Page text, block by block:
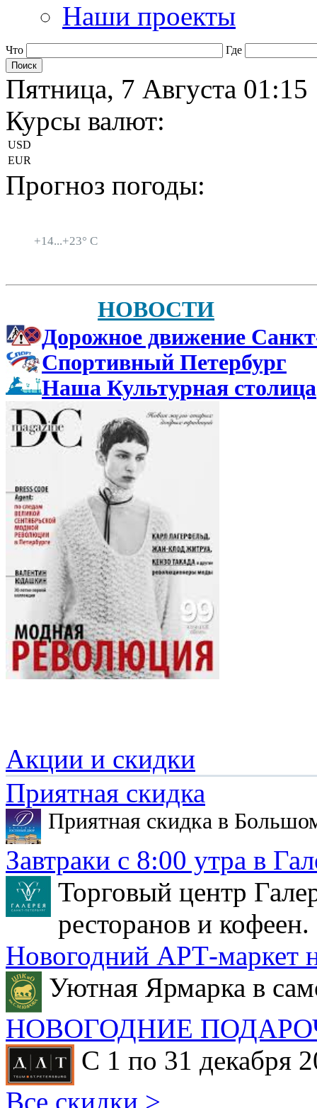
Наши проекты
Что Где
Пятница, 7 Августа 01:15
Курсы валют:
USD
EUR
Прогноз погоды:
+14...+23° C
НОВОСТИ
Дорожное движение
Спортивный Петербург
Наша Культурная столица
Акции и скидки
Приятная скидка
Приятная скидка в
Завтраки с 8:00 утра в
Торговый центр
ресторанов и кофеен.
Новогодний АРТ-маркет
Уютная Ярмарка в
НОВОГОДНИЕ
С 1 по 31 декабря
Все скидки >